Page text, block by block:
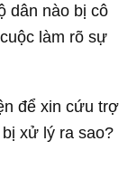
dân nào bị cô
làm rõ sự
để xin cứu trợ
xử lý ra sao?